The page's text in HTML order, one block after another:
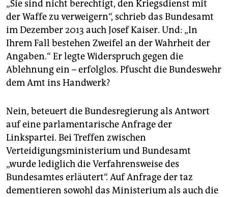
„Sie sind nicht berechtigt, den Kriegsdienst mit
der Waffe zu verweigern“, schrieb das Bundesamt
im Dezember 2013 auch Josef Kaiser. Und: „In
Ihrem Fall bestehen Zweifel an der Wahrheit der
Angaben.“ Er legte Widerspruch gegen die
Ablehnung ein – erfolglos. Pfuscht die Bundeswehr
dem Amt ins Handwerk?
Nein, beteuert die Bundesregierung als Antwort
auf eine parlamentarische Anfrage der
Linkspartei. Bei Treffen zwischen
Verteidigungsministerium und Bundesamt
„wurde lediglich die Verfahrensweise des
Bundesamtes erläutert“. Auf Anfrage der taz
dementieren sowohl das Ministerium als auch die